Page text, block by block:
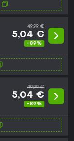
49,99 €
5,04 €
-89%
49,99 €
5,04 €
-89%